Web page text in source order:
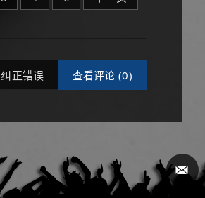
纠正错误 查看评论 (0)